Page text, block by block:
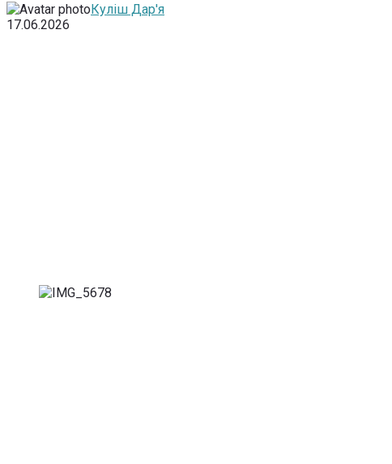
Куліш Дар'я
17.06.2026